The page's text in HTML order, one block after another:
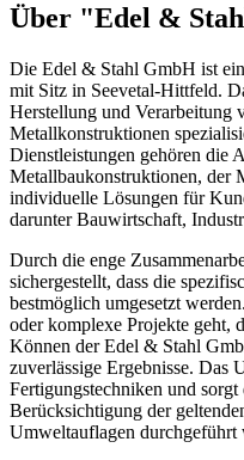
Über "Edel &
Die Edel & Stahl GmbH ist
mit Sitz in Seevetal-Hittfeld.
Herstellung und Verarbeitung
Metallkonstruktionen
Dienstleistungen gehören die
Metallbaukonstruktionen, der
individuelle Lösungen für
darunter Bauwirtschaft,
Durch die enge
sichergestellt, dass die
bestmöglich umgesetzt
oder komplexe Projekte geht,
Können der Edel & Stahl
zuverlässige Ergebnisse. Das
Fertigungstechniken und
Berücksichtigung der
Umweltauflagen durchgeführt